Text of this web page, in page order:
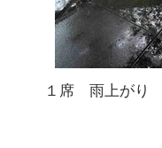
１席 雨上が